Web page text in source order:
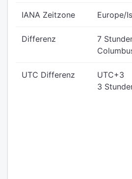
IANA Zeitzone Europe/
Differenz
7
UTC Differenz
UTC+3
3